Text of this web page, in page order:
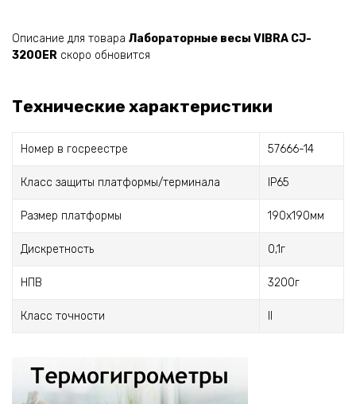
Описание для товара Лабораторные весы VIBRA CJ-
3200ER скоро обновится
Технические характеристики
Номер в госреестре 57666-14
Класс защиты платформы/терминала IP65
Размер платформы 190х190мм
Дискретность 0,1г
НПВ 3200г
Класс точности